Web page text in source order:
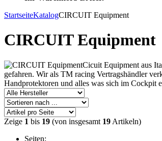
StartseiteKatalogCIRCUIT Equipment
CIRCUIT Equipment
Cicuit Equipment aus
gefahren. Wir als TM racing Vertragshändler
Handprotektoren und alles was sich im Cockpit
Zeige 1 bis 19 (von insgesamt 19 Artikeln)
Seiten: